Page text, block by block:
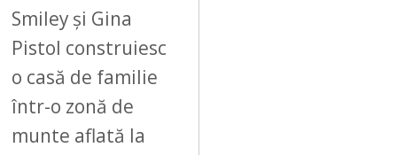
Smiley și Gina
Pistol construiesc
o casă de familie
într-o zonă de
munte aflată la